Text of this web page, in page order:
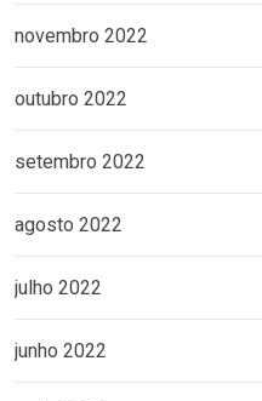
novembro 2022
outubro 2022
setembro 2022
agosto 2022
julho 2022
junho 2022